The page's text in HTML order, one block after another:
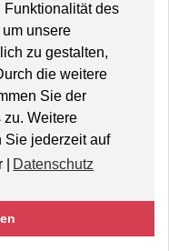
Funktionalität des
unsere
zu gestalten,
die weitere
Sie der
Weitere
Sie jederzeit auf
Datenschutz